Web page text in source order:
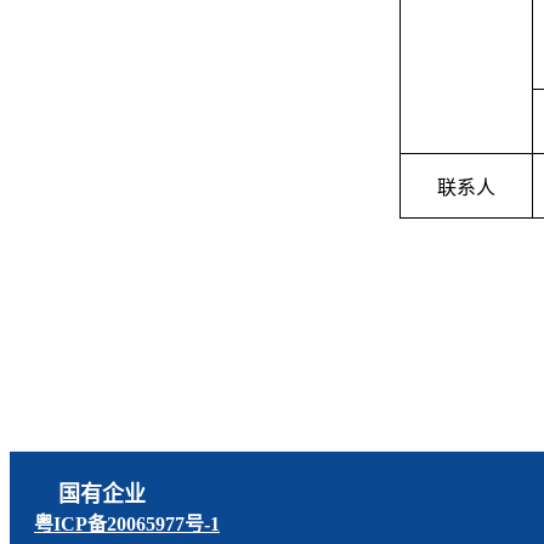
联系人
国有企业
粤ICP备20065977号-1